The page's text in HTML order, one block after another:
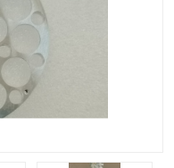
数控机床加工